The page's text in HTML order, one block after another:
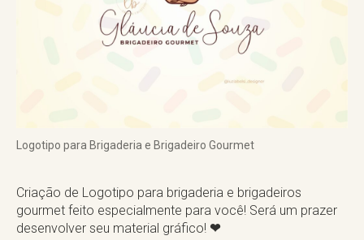
Logotipo para Brigaderia e Brigadeiro Gourmet
Criação de Logotipo para brigaderia e brigadeiros
gourmet feito especialmente para você! Será um prazer
desenvolver seu material gráfico! ❤